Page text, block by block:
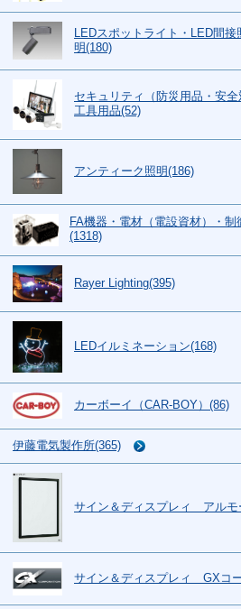
LEDスポットライト・LED間
明(180)
セキュリティ（防災用品・安
工具用品(52)
アンティーク照明(186)
FA機器・電材（電設資材）・制
(1318)
Rayer Lighting(395)
LEDイルミネーション(168)
カーボーイ（CAR-BOY）(86)
伊藤電気製作所(365)
サイン＆ディスプレィ アルモ
サイン＆ディスプレィ GXコ